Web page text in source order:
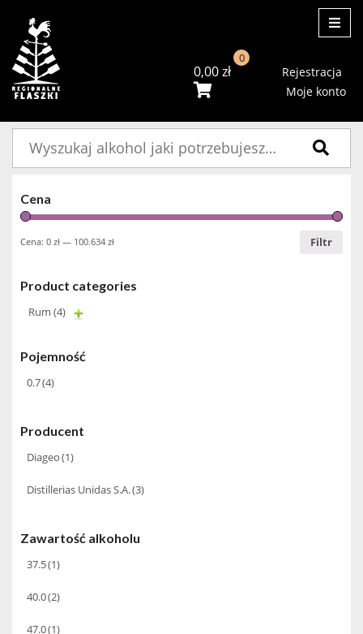
0,00zł
0
Rejestracja
Moje konto
Cena
Filtr
Cena: 0 zł — 100.634 zł
Product categories
Rum (4)
Pojemność
0.7(4)
Producent
Diageo(1)
Distillerias Unidas S.A.(3)
Zawartość alkoholu
37.5(1)
40.0(2)
47.0(1)